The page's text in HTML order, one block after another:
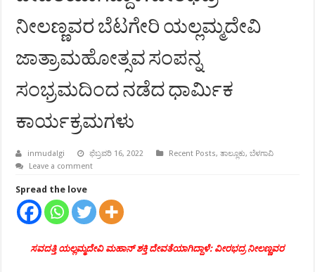
ನೀಲಣ್ಣವರ ಬೆಟಗೇರಿ ಯಲ್ಲಮ್ಮದೇವಿ
ಜಾತ್ರಾಮಹೋತ್ಸವ ಸಂಪನ್ನ
ಸಂಭ್ರಮದಿಂದ ನಡೆದ ಧಾರ್ಮಿಕ
ಕಾರ್ಯಕ್ರಮಗಳು
inmudalgi ಫೆಬ್ರವರಿ 16, 2022 Recent Posts,ತಾಲ್ಲೂಕು,ಬೆಳಗಾವಿ
Leave a comment
Spread the love
ಸವದತ್ತಿ ಯಲ್ಲಮ್ಮದೇವಿ ಮಹಾನ್ ಶಕ್ತಿ ದೇವತೆಯಾಗಿದ್ದಾಳೆ: ವೀರಭದ್ರ ನೀಲಣ್ಣವರ